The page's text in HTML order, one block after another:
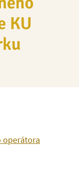
KU
operátora